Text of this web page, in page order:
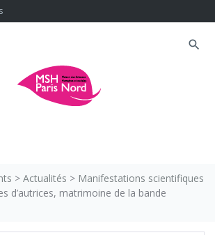
search
> Actualités > Manifestations scientifiques
d’autrices, matrimoine de la bande